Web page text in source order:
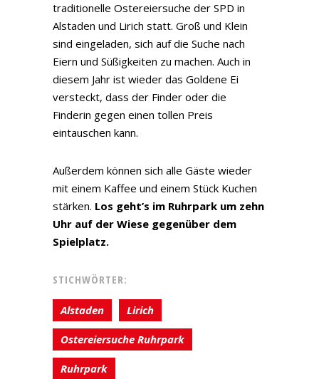
traditionelle Ostereiersuche der SPD in
Alstaden und Lirich statt. Groß und Klein
sind eingeladen, sich auf die Suche nach
Eiern und Süßigkeiten zu machen. Auch in
diesem Jahr ist wieder das Goldene Ei
versteckt, dass der Finder oder die
Finderin gegen einen tollen Preis
eintauschen kann.
Außerdem können sich alle Gäste wieder
mit einem Kaffee und einem Stück Kuchen
stärken. Los geht’s im Ruhrpark um zehn
Uhr auf der Wiese gegenüber dem
Spielplatz.
STICHWÖRTER:
Alstaden Lirich
Ostereiersuche Ruhrpark
Ruhrpark